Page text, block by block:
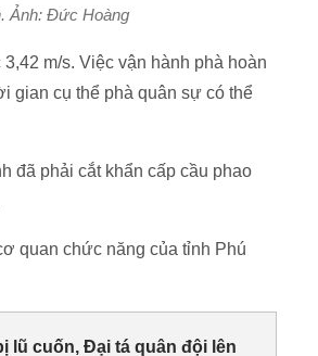
Ảnh: Đức Hoàng
m/s. Việc vận hành phà hoàn
gian cụ thể phà quân sự có thể
đã phải cắt khẩn cấp cầu phao
quan chức năng của tỉnh Phú
lũ cuốn, Đại tá quân đội lên